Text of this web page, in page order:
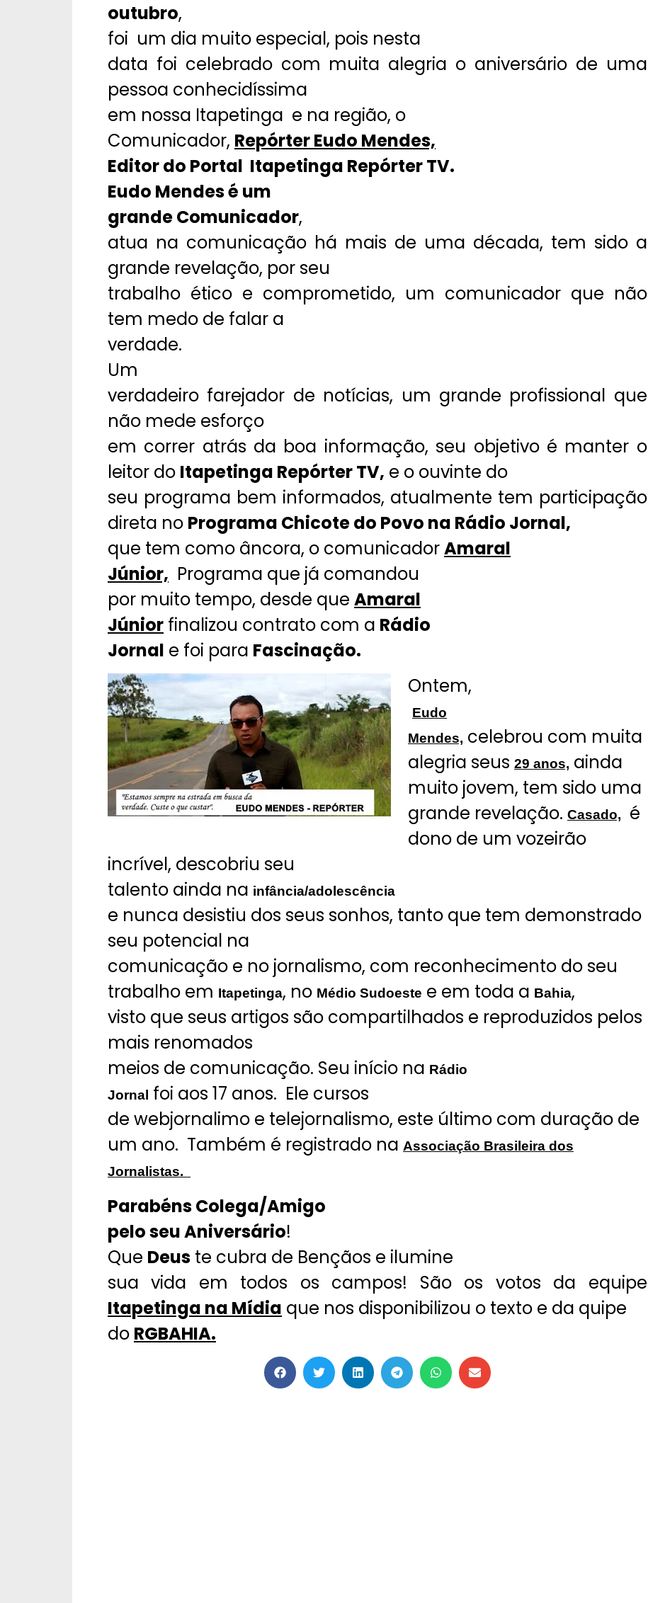
outubro,
foi um dia muito especial, pois nesta
data foi celebrado com muita alegria o aniversário de uma
pessoa conhecidíssima
em nossa Itapetinga e na região, o
Comunicador, Repórter Eudo Mendes,
Editor do Portal Itapetinga Repórter TV.
Eudo Mendes é um
grande Comunicador,
atua na comunicação há mais de uma década, tem sido a
grande revelação, por seu
trabalho ético e comprometido, um comunicador que não
tem medo de falar a
verdade.
Um
verdadeiro farejador de notícias, um grande profissional que
não mede esforço
em correr atrás da boa informação, seu objetivo é manter o
leitor do Itapetinga Repórter TV, e o ouvinte do
seu programa bem informados, atualmente tem participação
direta no Programa Chicote do Povo na Rádio Jornal,
que tem como âncora, o comunicadorAmaral
Júnior, Programa que já comandou
por muito tempo, desde que Amaral
Júnior finalizou contrato com a Rádio
Jornal e foi para Fascinação.
Ontem,
Eudo
Mendes, celebrou com muita
alegria seus 29 anos, ainda
muito jovem, tem sido uma
grande revelação. Casado,
é
dono de um vozeirão
incrível, descobriu seu
talento ainda na infância/adolescência
e nunca desistiu dos seus sonhos, tanto que tem demonstrado
seu potencial na
comunicação e no jornalismo, com reconhecimento do seu
trabalho em Itapetinga, no Médio Sudoeste e em toda a Bahia,
visto que seus artigos são compartilhados e reproduzidos pelos
mais renomados
meios de comunicação. Seu início na Rádio
Jornal foi aos 17 anos. Ele cursos
de webjornalimo e telejornalismo, este último com duração de
um ano. Também é registrado na Associação Brasileira dos
Jornalistas.
Parabéns Colega/Amigo
pelo seu Aniversário!
Que Deus te cubra de Bençãos e ilumine
sua vida em todos os campos! São os votos da equipe
Itapetinga na Mídia que nos disponibilizou o texto e da quipe
do RGBAHIA.